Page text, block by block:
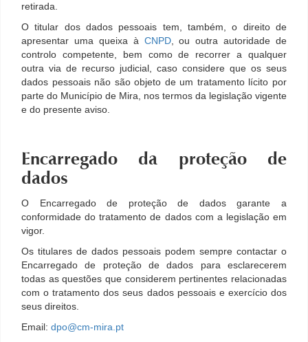
retirada.
O titular dos dados pessoais tem, também, o direito de
apresentar uma queixa à CNPD, ou outra autoridade de
controlo competente, bem como de recorrer a qualquer
outra via de recurso judicial, caso considere que os seus
dados pessoais não são objeto de um tratamento lícito por
parte do Município de Mira, nos termos da legislação vigente
e do presente aviso.
Encarregado da proteção de
dados
O Encarregado de proteção de dados garante a
conformidade do tratamento de dados com a legislação em
vigor.
Os titulares de dados pessoais podem sempre contactar o
Encarregado de proteção de dados para esclarecerem
todas as questões que considerem pertinentes relacionadas
com o tratamento dos seus dados pessoais e exercício dos
seus direitos.
Email: dpo@cm-mira.pt